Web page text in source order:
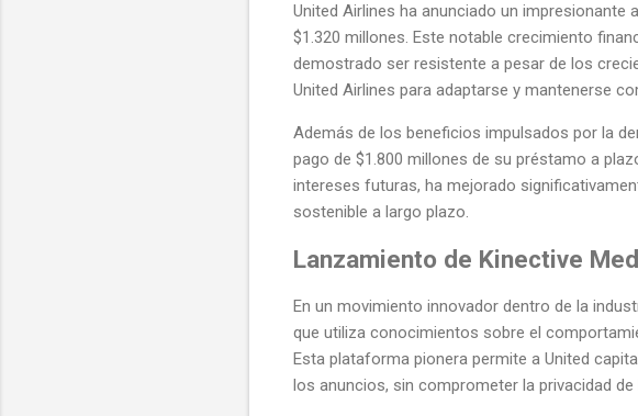
United Airlines ha anunciado un
$1.320 millones. Este notable crecimiento
demostrado ser resistente a pesar de los
United Airlines para adaptarse y mantenerse
Además de los beneficios impulsados por la
pago de $1.800 millones de su préstamo a
intereses futuras, ha mejorado
sostenible a largo plazo.
Lanzamiento de Kinective
En un movimiento innovador dentro de la
que utiliza conocimientos sobre el
Esta plataforma pionera permite a United
los anuncios, sin comprometer la privacidad